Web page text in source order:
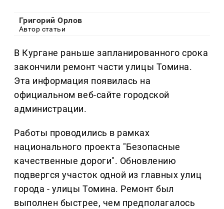
Григорий Орлов
Автор статьи
В Кургане раньше запланированного срока
закончили ремонт части улицы Томина.
Эта информация появилась на
официальном веб-сайте городской
администрации.
Работы проводились в рамках
национального проекта "Безопасные
качественные дороги". Обновлению
подвергся участок одной из главных улиц
города - улицы Томина. Ремонт был
выполнен быстрее, чем предполагалось